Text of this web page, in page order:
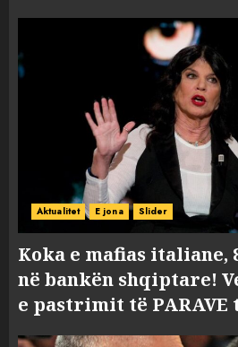
Aktualitet E jona Slider
Koka e mafias italiane,
në bankën shqiptare!
e pastrimit të PARAVE